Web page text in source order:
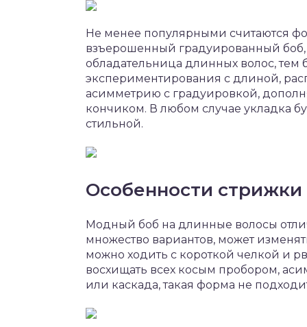
Не менее популярными считаются
взъерошенный градуированный
обладательница длинных волос,
экспериментирования с длиной,
асимметрию с градуировкой,
кончиком. В любом случае укладка
стильной.
Особенности стрижки
Модный боб на длинные волосы
множество вариантов, может
можно ходить с короткой челкой и
восхищать всех косым пробором,
или каскада, такая форма не